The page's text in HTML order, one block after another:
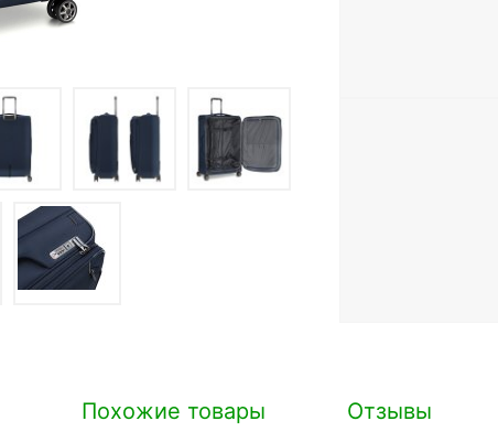
Похожие товары Отзывы